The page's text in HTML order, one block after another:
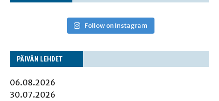
Follow on Instagram
PÄI­VÄN LEHDET
06.08.2026
30.07.2026